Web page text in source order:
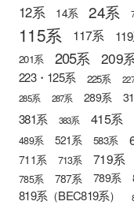
12系 14系 24系
115系 117系
201系 205系 209
223・125系 225系
285系
287系 289系
381系 383系 415系
489系 521系 583系
711系 713系 719系
785系 787系 789系
819系（BEC819系）